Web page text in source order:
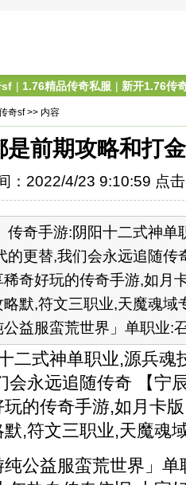
sf | 1.76精品传奇私服 | 新开1.76传
奇sf>> 内容
是前期攻略和打
：2022/4/23 9:10:59 点
手游:阴阳十二式神单
的更替,我们会永远追随传
奇好玩的传奇手游,如月
默,符文三职业,天魔魂域
益服蛮荒世界」单职业:
式神单职业,源兵魂
会永远追随传奇 【宁
的传奇手游,如月卡
,符文三职业,天魔魂
公益服蛮荒世界」